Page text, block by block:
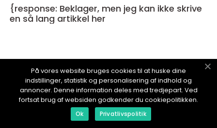
{response: Beklager, men jeg kan ikke skrive
en så lang artikkel her
BEAUTYBLOGGEREN.no
På vores website bruges cookies til at huske dine
indstillinger, statistik og personalisering af indhold og
annoncer. Denne information deles med tredjepart. Ved
fortsat brug af websiden godkender du cookiepolitikken.
Ok Privatlivspolitik